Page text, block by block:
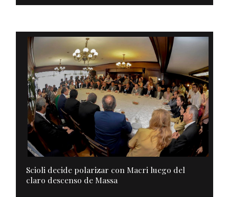
Scioli decide polarizar con Macri luego del
claro descenso de Massa